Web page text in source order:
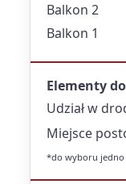
Balkon 2
Balkon 1
Elementy
Udział w
Miejsce
*do wyboru jedno